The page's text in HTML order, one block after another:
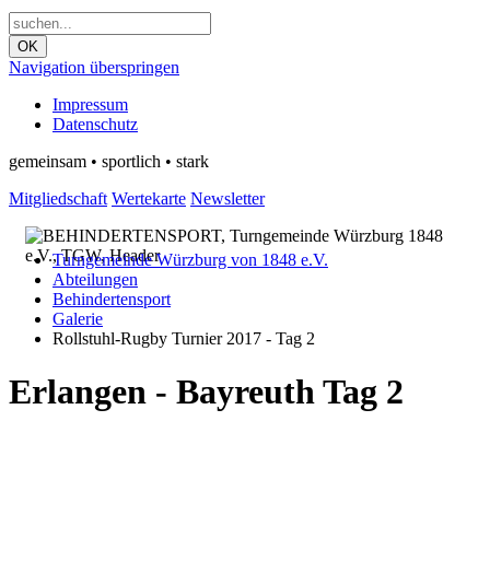
OK
Navigation überspringen
Impressum
Datenschutz
gemeinsam • sportlich • stark
Mitgliedschaft Wertekarte Newsletter
Turngemeinde Würzburg von 1848 e.V.
Abteilungen
Behindertensport
Galerie
Rollstuhl-Rugby Turnier 2017 - Tag 2
Erlangen - Bayreuth Tag 2